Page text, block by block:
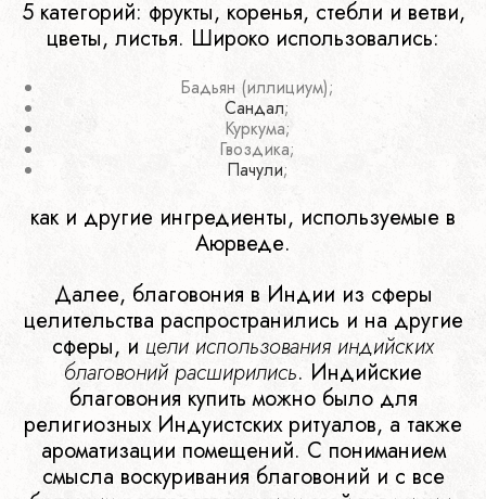
5 категорий: фрукты, коренья, стебли и ветви,
цветы, листья. Широко использовались:
Бадьян (иллициум);
Сандал;
Куркума;
Гвоздика;
Пачули;
как и другие ингредиенты, используемые в
Аюрведе.
Далее, благовония в Индии из сферы
целительства распространились и на другие
сферы, и цели использования индийских
благовоний расширились. Индийские
благовония купить можно было для
религиозных Индуистских ритуалов, а также
ароматизации помещений. С пониманием
смысла воскуривания благовоний и с все